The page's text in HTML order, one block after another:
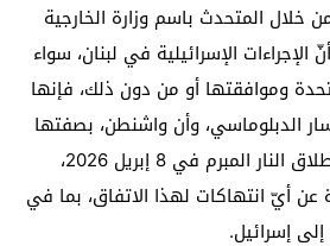
خلال المتحدث باسم وزارة الخارجية
الإسرائيلية في لبنان، سواء
وموافقتها أو من دون ذلك، فإنها
الدبلوماسي، وأن واشنطن، بصفتها
طرفًا في اتفاق وقف إطلاق النار المبرم في 8 إبريل 2026،
أيّ انتهاكات لهذا الاتفاق، بما في
إسرائيل.